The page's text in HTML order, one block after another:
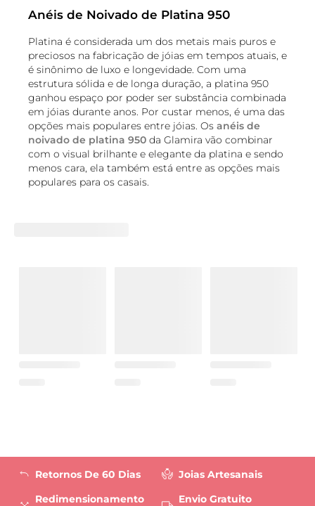
Anéis de Noivado de Platina 950
Platina é considerada um dos metais mais puros e
preciosos na fabricação de jóias em tempos atuais, e
é sinônimo de luxo e longevidade. Com uma
estrutura sólida e de longa duração, a platina 950
ganhou espaço por poder ser substância combinada
em jóias durante anos. Por custar menos, é uma das
opções mais populares entre jóias. Os anéis de
noivado de platina 950 da Glamira vão combinar
com o visual brilhante e elegante da platina e sendo
menos cara, ela também está entre as opções mais
populares para os casais.
Retornos De 60 Dias
Redimensionamento
Joias Artesanais
Envio Gratuito